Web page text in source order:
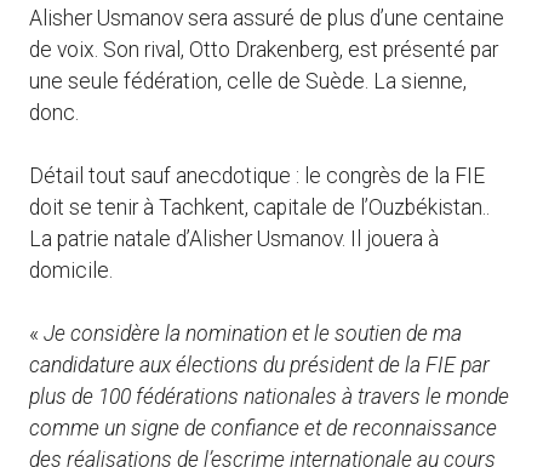
Alisher Usmanov sera assuré de plus d’une centaine
de voix. Son rival, Otto Drakenberg, est présenté par
une seule fédération, celle de Suède. La sienne,
donc.
Détail tout sauf anecdotique : le congrès de la FIE
doit se tenir à Tachkent, capitale de l’Ouzbékistan..
La patrie natale d’Alisher Usmanov. Il jouera à
domicile.
« Je considère la nomination et le soutien de ma
candidature aux élections du président de la FIE par
plus de 100 fédérations nationales à travers le monde
comme un signe de confiance et de reconnaissance
des réalisations de l’escrime internationale au cours